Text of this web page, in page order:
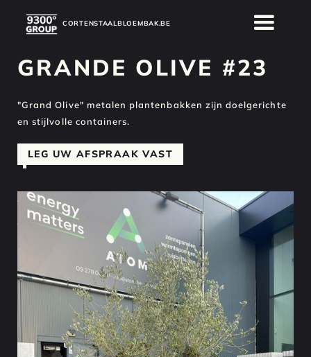
CORTENSTAALBLOEMBAK.BE
GRANDE OLIVE #23
"Grand Olive" metalen plantenbakken zijn doelgerichte
en stijlvolle containers.
LEG UW AFSPRAAK VAST